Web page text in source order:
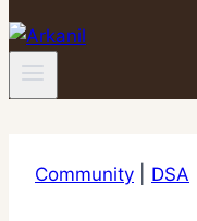
Community DSA